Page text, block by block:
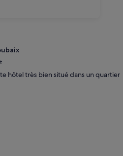
hôtel très bien situé dans un quartier